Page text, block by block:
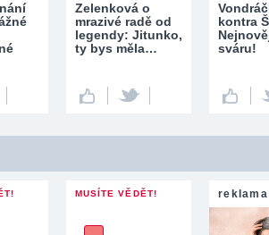
Zelenková o
mrazivé radě od
legendy: Jitunko,
ty bys měla…
kontra
sváru!
MUSÍTE VĚDĚT! reklama